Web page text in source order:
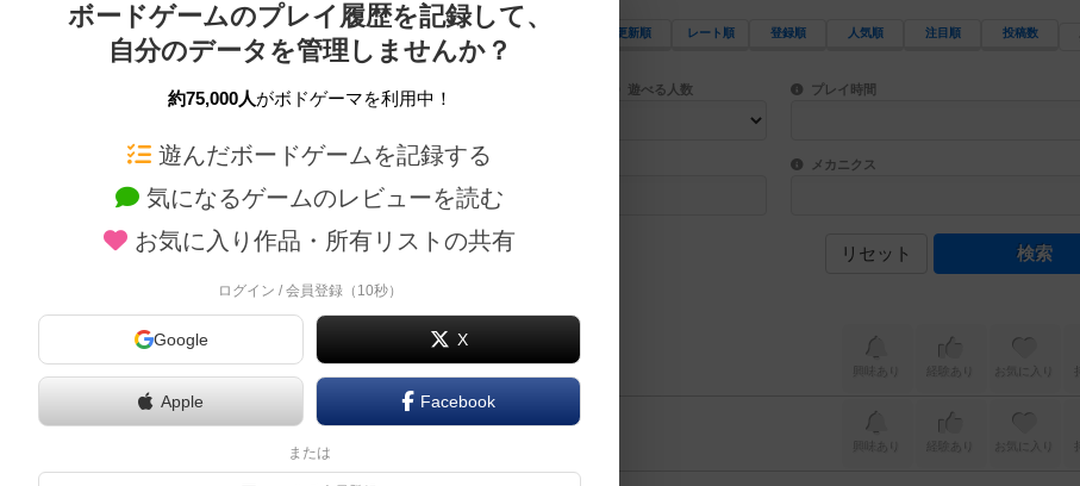
じっくり表示 さくさく表示 更新順 レート順 登録順 人気順 注目順 投稿数
商品名、商品説明文、デザイナー名、テーマ名、メカニクス名を対象にフリーワード検索ができます。
ゲームデザイナー名を指定して検索できます。
ゲームデザイナー プレイ対象人数に含まれるボードゲームを指定します。
遊べる人数 目安となる所要時間を指定することができ
プレイ時間
対象年齢を指定します。 世界観や登場人物などモチーフ・ストーリーを指定することができます。直感的にゲームシステムを理解
テーマ/フレーバー ゲーム性を構成するコアシステムです。主
メカニクス
リセット
ドラゴン・ペット（Dragon Pets）
お気に入り
ダンジョンバザール（Dungeon Bazar）
50分前後 お気に入り
ボードゲームのプレイ履歴を記録して、
自分のデータを管理しませんか？
約75,000人がボドゲーマを利用中！
遊んだボードゲームを記録する
気になるゲームのレビューを読む
お気に入り作品・所有リストの共有
ログイン / 会員登録（10秒）
Google X
Apple Facebook
または